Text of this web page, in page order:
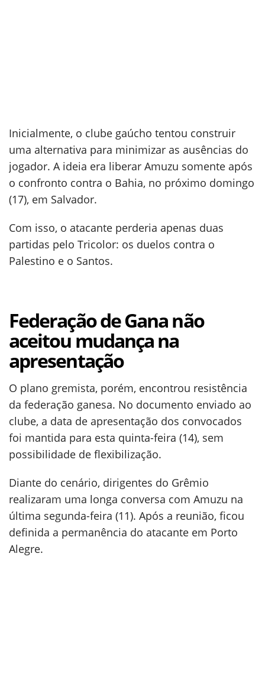
Inicialmente, o clube gaúcho tentou construir
uma alternativa para minimizar as ausências do
jogador. A ideia era liberar Amuzu somente após
o confronto contra o Bahia, no próximo domingo
(17), em Salvador.
Com isso, o atacante perderia apenas duas
partidas pelo Tricolor: os duelos contra o
Palestino e o Santos.
Federação de Gana não
aceitou mudança na
apresentação
O plano gremista, porém, encontrou resistência
da federação ganesa. No documento enviado ao
clube, a data de apresentação dos convocados
foi mantida para esta quinta-feira (14), sem
possibilidade de flexibilização.
Diante do cenário, dirigentes do Grêmio
realizaram uma longa conversa com Amuzu na
última segunda-feira (11). Após a reunião, ficou
definida a permanência do atacante em Porto
Alegre.